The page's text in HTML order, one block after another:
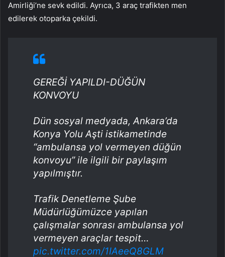
Amirliği’ne sevk edildi. Ayrıca, 3 araç trafikten men
edilerek otoparka çekildi.
GEREĞİ YAPILDI-DÜĞÜN
KONVOYU
Dün sosyal medyada, Ankara’da
Konya Yolu Aşti istikametinde
“ambulansa yol vermeyen düğün
konvoyu” ile ilgili bir paylaşım
yapılmıştır.
Trafik Denetleme Şube
Müdürlüğümüzce yapılan
çalışmalar sonrası ambulansa yol
vermeyen araçlar tespit…
pic.twitter.com/1IAeeQ8GLM